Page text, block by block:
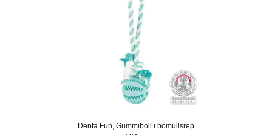
Denta Fun, Gummiboll i bomullsrep